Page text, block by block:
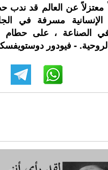
معتزلاً عن العالم قد ندب
مسرفة في
الصناعة ، على حطام
- فيودور